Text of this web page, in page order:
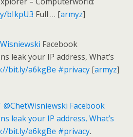
bIkpU3 Full … [armyz]
Facebook
leak your IP address, What’s
bit.ly/a6kgBe #privacy [armyz]
@ChetWisniewski Facebook
leak your IP address, What’s
bit.ly/a6kgBe #privacy.